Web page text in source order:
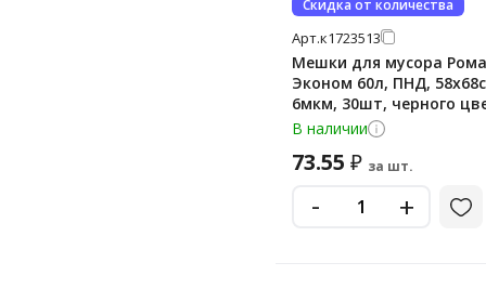
Скидка от количества
Арт.к1723513
Мешки для мусора
Эконом 60л, ПНД,
6мкм, 30шт, черного
рулоне
В наличии
73.55 ₽ за шт.
- +